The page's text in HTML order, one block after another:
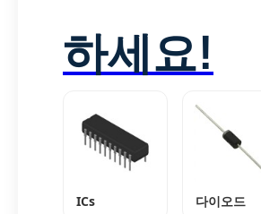
하세요!
ICs 다이오드